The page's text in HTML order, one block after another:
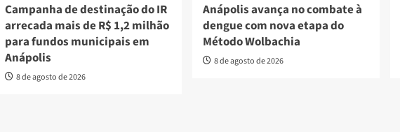
Campanha de destinação do IR
arrecada mais de R$ 1,2 milhão
para fundos municipais em
Anápolis
8 de agosto de 2026
Anápolis avança no combate à
dengue com nova etapa do
Método Wolbachia
8 de agosto de 2026